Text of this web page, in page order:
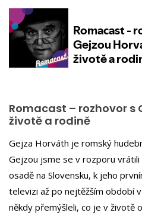
Romacast – rozhovor s
životě a rodině
Gejza Horváth je romský
Gejzou jsme se v rozporu
osadě na Slovensku, k jeho
televizi až po nejtěžším období
někdy přemýšleli, co je v životě